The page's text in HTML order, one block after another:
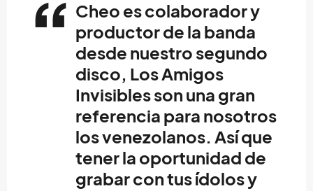
Cheo es colaborador y
productor de la banda
desde nuestro segundo
disco, Los Amigos
Invisibles son una gran
referencia para nosotros
los venezolanos. Así que
tener la oportunidad de
grabar con tus ídolos y